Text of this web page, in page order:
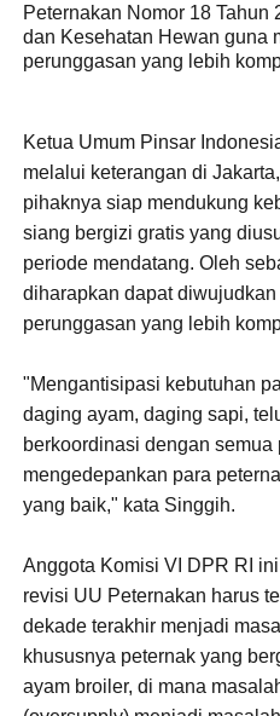
Peternakan Nomor 18 Tahun
dan Kesehatan Hewan guna
perunggasan yang lebih
Ketua Umum Pinsar
melalui keterangan di
pihaknya siap mendukung
siang bergizi gratis yang
periode mendatang. Oleh
diharapkan dapat
perunggasan yang lebih
"Mengantisipasi kebutuhan
daging ayam, daging sapi,
berkoordinasi dengan semua
mengedepankan para
yang baik," kata Singgih.
Anggota Komisi VI DPR RI
revisi UU Peternakan harus
dekade terakhir menjadi
khususnya peternak yang
ayam broiler, di mana